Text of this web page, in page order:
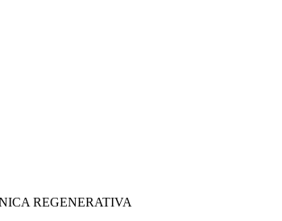
REGENERATIVA